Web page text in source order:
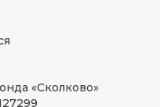
«Сколково»